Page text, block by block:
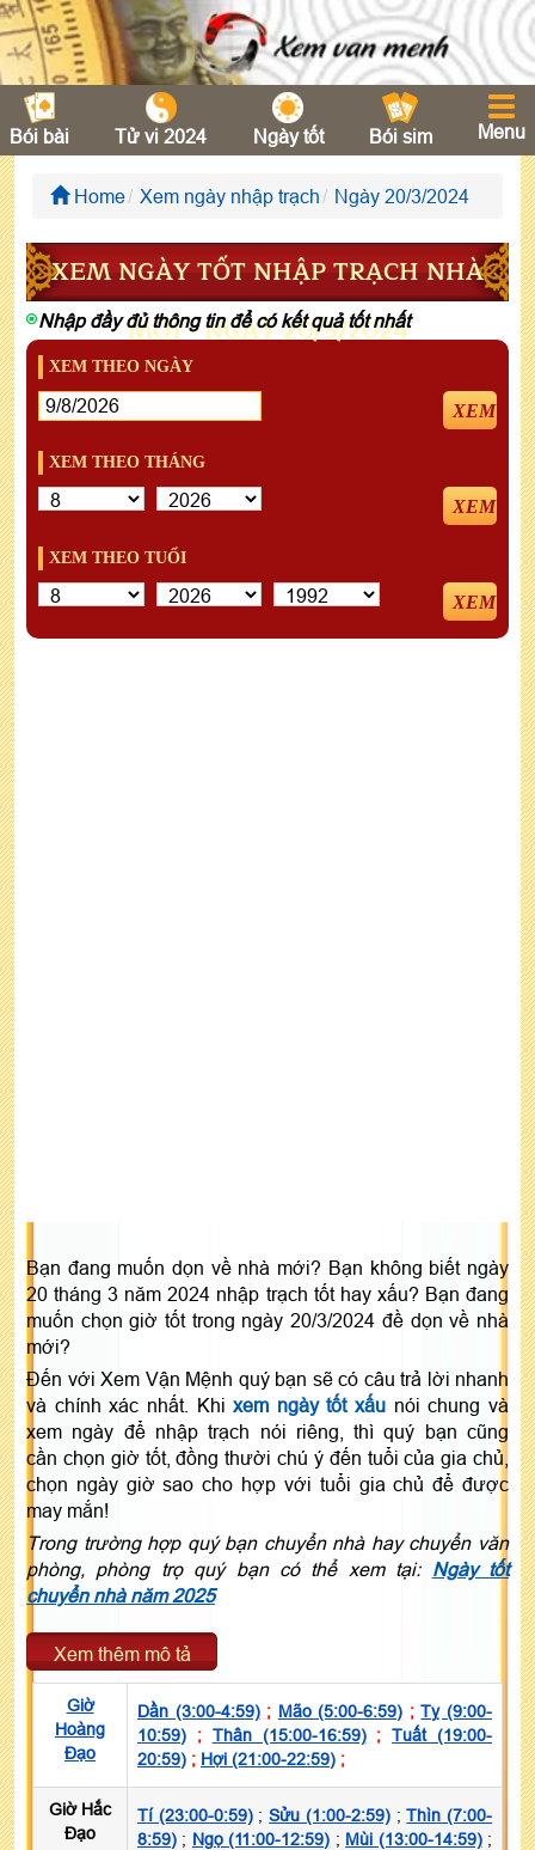
Bói bài Tử vi 2024 Ngày tốt Bói sim Menu
Home Xem ngày nhập trạch Ngày 20/3/2024
XEM NGÀY TỐT NHẬP TRẠCH NHÀ
MỚI - NGÀY 20/3/2024
Nhập đầy đủ thông tin để có kết quả tốt nhất
XEM THEO NGÀY
XEM
XEM THEO THÁNG
XEM
XEM THEO TUỔI
XEM
Bạn đang muốn dọn về nhà mới? Bạn không biết ngày
20 tháng 3 năm 2024 nhập trạch tốt hay xấu? Bạn đang
muốn chọn giờ tốt trong ngày 20/3/2024 đề dọn về nhà
mới?
Đến với Xem Vận Mệnh quý bạn sẽ có câu trả lời nhanh
và chính xác nhất. Khixem ngày tốt xấu nói chung và
xem ngày để nhập trạch nói riêng, thì quý bạn cũng
cần chọn giờ tốt, đồng thười chú ý đến tuổi của gia chủ,
chọn ngày giờ sao cho hợp với tuổi gia chủ để được
may mắn!
Trong trường hợp quý bạn chuyển nhà hay chuyển văn
phòng, phòng trọ quý bạn có thể xem tại: Ngày tốt
chuyển nhà năm 2025
Xem thêm mô tả
Giờ
Hoàng
Đạo
Dần (3:00-4:59); Mão (5:00-6:59) ;Tỵ (9:00-
10:59) ; Thân (15:00-16:59);Tuất (19:00-
20:59) ; Hợi (21:00-22:59) ;
Giờ Hắc
Đạo
Tí (23:00-0:59);Sửu (1:00-2:59);Thìn (7:00-
8:59) ; Ngọ (11:00-12:59) ; Mùi (13:00-14:59);